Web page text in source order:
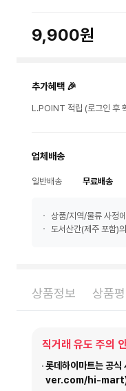
9,900원
추가혜택 🎉
L.POINT 적립 (로그인 후
업체배송
일반배송 무료배송
상품/지역/물류 사정
도서산간(제주 포함)
상품정보 상품
직거래 유도 주의
롯데하이마트는
ver.com/hi-mart),